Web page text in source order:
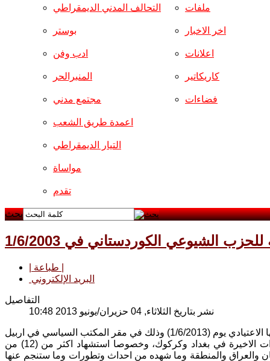
التحالف المدني الديمقراطي
بوستر
ادب وفن
المنبرالحر
مجتمع مدني
ملفات
اخر الاخبار
اعلانات
كاريكاتير
فضاءات
اعمدة طريق الشعب
التيار الديمقراطي
مواساة
تقدم
بحث
الشيوعي الكوردستاني في 1/6/2003
البريد الإلكتروني
التفاصيل
نشر بتاريخ الثلاثاء, 04 حزيران/يونيو 2013 10:48
بدأ الاجتماع بالوقوف دقيقة صمت اكراما واجلالا لارواح الشهداء والضحايا الانفجارات الاخيرة في بغداد وكركوك، وخصوصا استشهاد اكثر من (12) من
والعراق والمنطقة وما شهده من احداث وتطورات وما ستنجم عنها